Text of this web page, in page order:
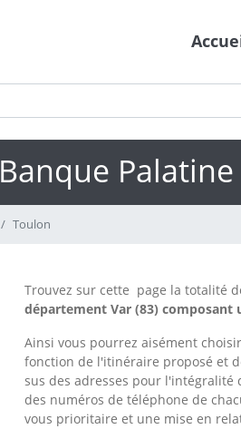
Banque
Toulon
Trouvez sur cette page la totalité
département Var (83) composant
Ainsi vous pourrez aisément
fonction de l'itinéraire proposé et
sus des adresses pour l'intégralité
des numéros de téléphone de
vous prioritaire et une mise en